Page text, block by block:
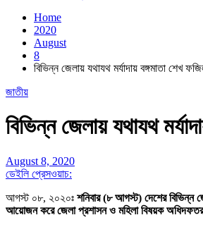
Home
2020
August
8
বিভিন্ন জেলায় যথাযথ মর্যাদায় বঙ্গমাতা শেখ
জাতীয়
বিভিন্ন জেলায় যথাযথ
August 8, 2020
ডেইলি প্রেসওয়াচ:
আগস্ট ০৮, ২০২০ শনিবার (৮ আগস্ট) দেশের বিভিন্ন
আয়োজন করে জেলা প্রশাসন ও মহিলা বিষয়ক